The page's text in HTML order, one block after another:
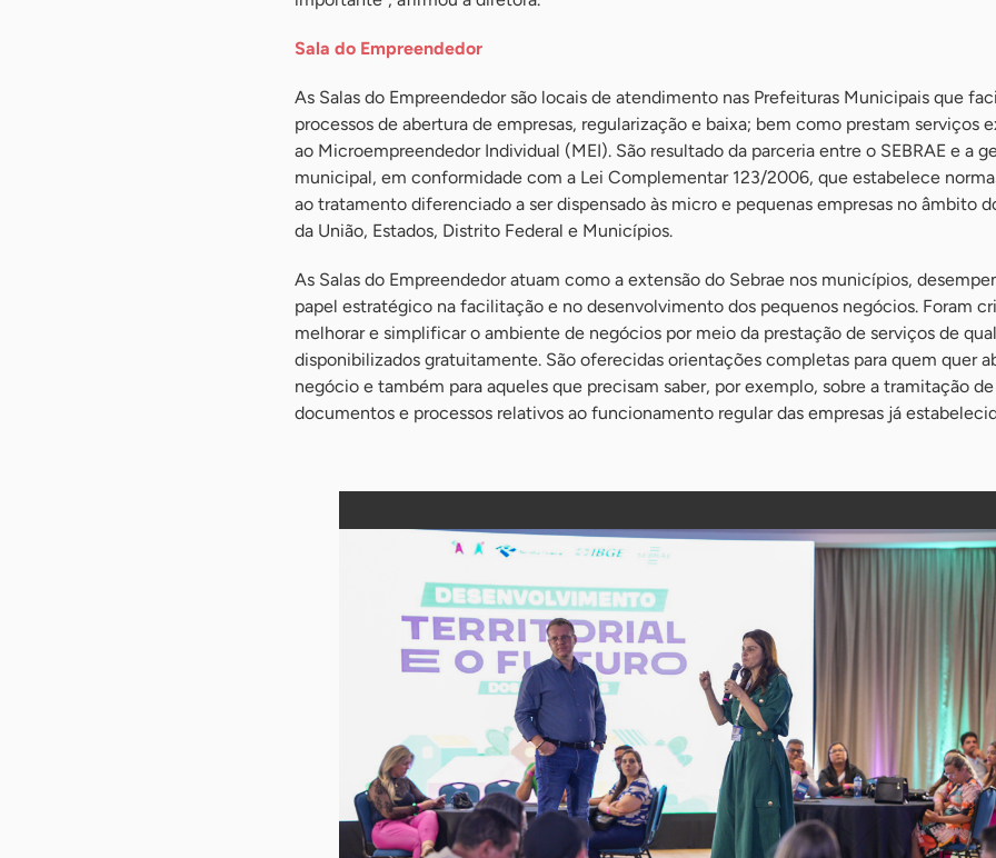
Sala do Empreendedor
As Salas do Empreendedor são locais de atendimento nas Prefeituras Municipais que
processos de abertura de empresas, regularização e baixa; bem como prestam serviços
ao Microempreendedor Individual (MEI). São resultado da parceria entre o SEBRAE e a
municipal, em conformidade com a Lei Complementar 123/2006, que estabelece
ao tratamento diferenciado a ser dispensado às micro e pequenas empresas no âmbito
da União, Estados, Distrito Federal e Municípios.
As Salas do Empreendedor atuam como a extensão do Sebrae nos municípios,
papel estratégico na facilitação e no desenvolvimento dos pequenos negócios. Foram
melhorar e simplificar o ambiente de negócios por meio da prestação de serviços de
disponibilizados gratuitamente. São oferecidas orientações completas para quem quer
negócio e também para aqueles que precisam saber, por exemplo, sobre a tramitação de
documentos e processos relativos ao funcionamento regular das empresas já